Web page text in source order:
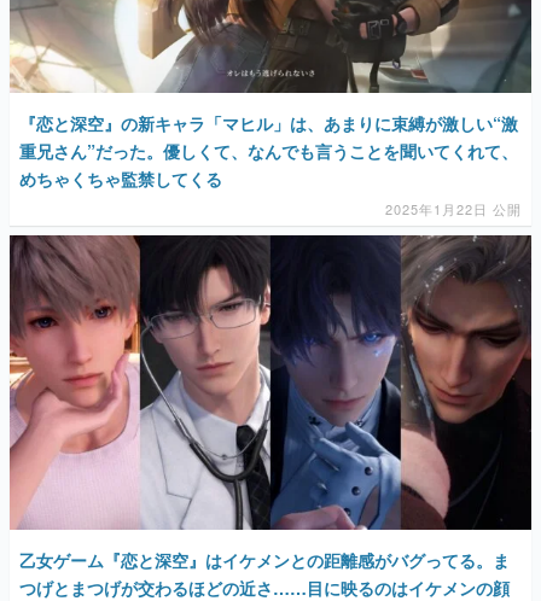
『恋と深空』の新キャラ「マヒル」は、あまりに束縛が激しい“激
重兄さん”だった。優しくて、なんでも言うことを聞いてくれて、
めちゃくちゃ監禁してくる
2025年1月22日 公開
乙女ゲーム『恋と深空』はイケメンとの距離感がバグってる。ま
つげとまつげが交わるほどの近さ……目に映るのはイケメンの顔